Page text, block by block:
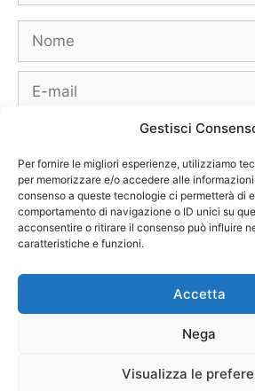
Gestisci
Per fornire le migliori esperienze, utilizziamo
per memorizzare e/o accedere alle
consenso a queste tecnologie ci permetterà di
comportamento di navigazione o ID unici su
acconsentire o ritirare il consenso può influire
caratteristiche e funzioni.
Accetta
Nega
Visualizza le
Nome
E-
mail
web
Tutte le Marche e Designer
[Newsletter]